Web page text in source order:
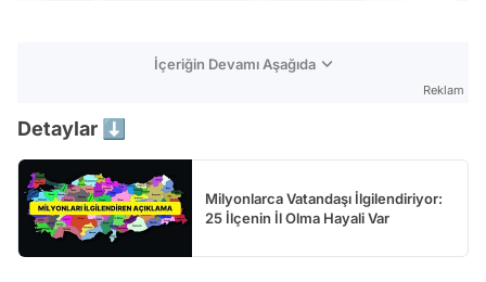
İçeriğin Devamı Aşağıda
Reklam
Detaylar ⬇️
Milyonlarca Vatandaşı İlgilendiriyor:
25 İlçenin İl Olma Hayali Var